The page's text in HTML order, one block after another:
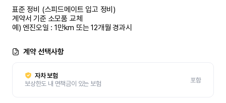
표준 정비 (스피드메이트 입고 정비)
계약서 기준 소모품 교체
예) 엔진오일 : 1만km 또는 12개월 경과시
계약 선택사항
자차 보험
보상한도 내 면책금이 있는 보험
포함